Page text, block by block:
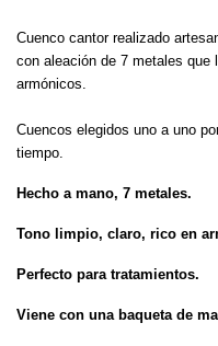
Cuenco cantor realizado
con aleación de 7 metales que
armónicos.
Cuencos elegidos uno a uno
tiempo.
Hecho a mano, 7 metales.
Tono limpio, claro, rico en
Perfecto para tratamientos.
Viene con una baqueta de